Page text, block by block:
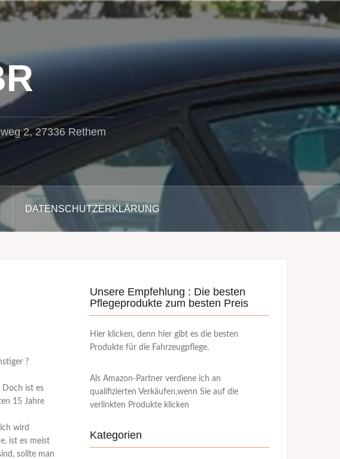
2, 27336 Rethem
DATENSCHUTZERKLÄRUNG
?
Doch ist es
15 Jahre
wird
ist es meist
sollte man
Unsere Empfehlung : Die besten
Pflegeprodukte zum besten Preis
Hier klicken, denn hier gibt es die besten
Produkte für die Fahrzeugpflege.
Als Amazon-Partner verdiene ich an
qualifizierten Verkäufen,wenn Sie auf die
verlinkten Produkte klicken
Kategorien